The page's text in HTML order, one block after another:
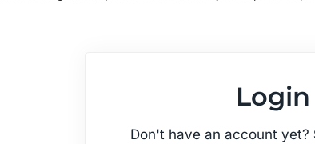
Login
Don't have an account yet?